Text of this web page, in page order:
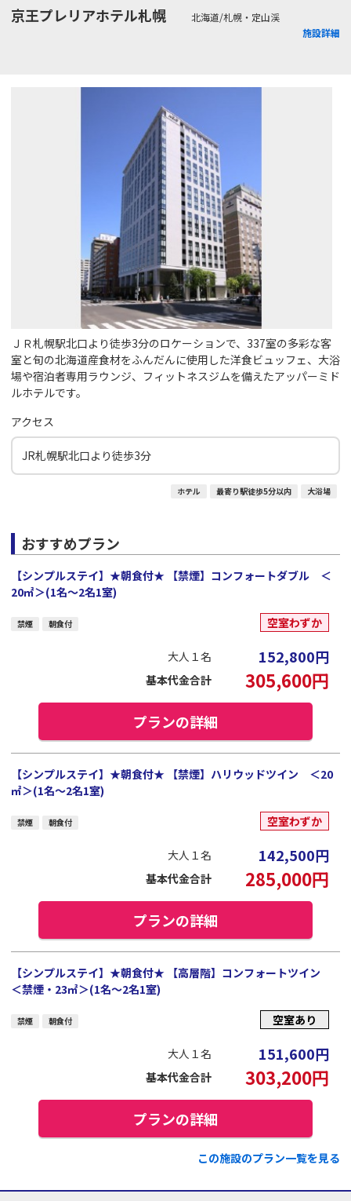
京王プレリアホテル札幌
北海道/札幌・定山渓
施設詳細
ＪＲ札幌駅北口より徒歩3分のロケーションで、337室の多彩な客
室と旬の北海道産食材をふんだんに使用した洋食ビュッフェ、大浴
場や宿泊者専用ラウンジ、フィットネスジムを備えたアッパーミド
ルホテルです。
アクセス
JR札幌駅北口より徒歩3分
ホテル 最寄り駅徒歩5分以内 大浴場
おすすめプラン
【シンプルステイ】★朝食付★ 【禁煙】コンフォートダブル ＜
20㎡＞(1名～2名1室)
禁煙 朝食付 空室わずか
大人１名 152,800円
基本代金合計 305,600円
プランの詳細
【シンプルステイ】★朝食付★ 【禁煙】ハリウッドツイン ＜20
㎡＞(1名～2名1室)
禁煙 朝食付 空室わずか
大人１名 142,500円
基本代金合計 285,000円
プランの詳細
【シンプルステイ】★朝食付★ 【高層階】コンフォートツイン
＜禁煙・23㎡＞(1名～2名1室)
禁煙 朝食付 空室あり
大人１名 151,600円
基本代金合計 303,200円
プランの詳細
この施設のプラン一覧を見る